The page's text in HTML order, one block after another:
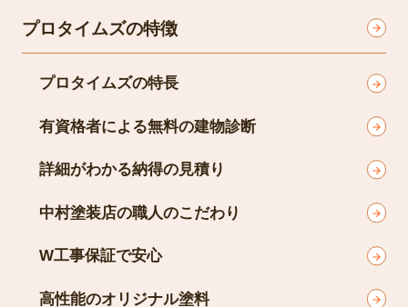
プロタイムズの特徴
プロタイムズの特長
有資格者による無料の建物診断
詳細がわかる納得の見積り
中村塗装店の職人のこだわり
W工事保証で安心
高性能のオリジナル塗料